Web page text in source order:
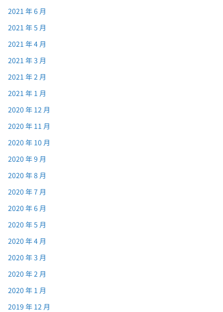
2021 年 6 月
2021 年 5 月
2021 年 4 月
2021 年 3 月
2021 年 2 月
2021 年 1 月
2020 年 12 月
2020 年 11 月
2020 年 10 月
2020 年 9 月
2020 年 8 月
2020 年 7 月
2020 年 6 月
2020 年 5 月
2020 年 4 月
2020 年 3 月
2020 年 2 月
2020 年 1 月
2019 年 12 月